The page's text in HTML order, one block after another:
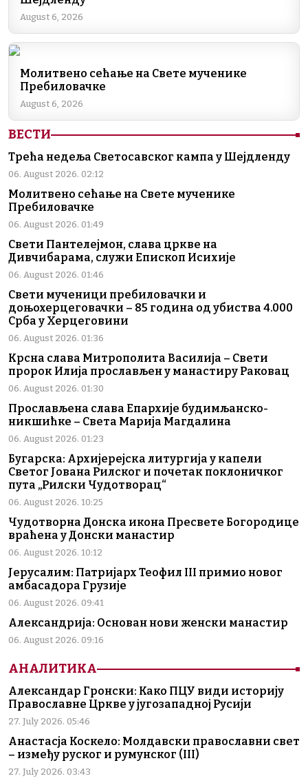
August 6, 2026
Молитвено сећање на Свете мученике
Пребиловачке
August 6, 2026
ВЕСТИ
Трећа недеља Светосавског кампа у Шејдленду
06. August 2026. 02:12
Молитвено сећање на Свете мученике
Пребиловачке
06. August 2026. 01:49
Свети Пантелејмон, слава цркве на
Дивчибарама, служи Епископ Исихије
06. August 2026. 01:46
Свети мученици пребиловачки и
доњохерцеговачки – 85 година од убиства 4.000
Срба у Херцеговини
06. August 2026. 01:36
Крсна слава Митрополита Василија – Свети
пророк Илија прослављен у манастиру Раковац
06. August 2026. 01:30
Прослављена слава Епархије будимљанско-
никшићке – Света Марија Магдалина
06. August 2026. 01:23
Бугарска: Архијерејска литургија у капели
Светог Јована Рилског и почетак поклоничког
пута „Рилски Чудотворац“
06. August 2026. 10:25
Чудотворна Донска икона Пресвете Богородице
враћена у Донски манастир
06. August 2026. 10:12
Јерусалим: Патријарх Теофил III примио новог
амбасадора Грузије
06. August 2026. 09:41
Александрија: Основан нови женски манастир
06. August 2026. 09:16
АНАЛИТИКА
Александар Гронски: Како ПЦУ види историју
Православне Цркве у југозападној Русији
27. July 2026. 05:46
Анастасја Коскело: Молдавски православни свет
– између руског и румунског (III)
27. July 2026. 03:43